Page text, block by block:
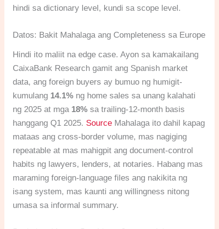
hindi sa dictionary level, kundi sa scope level.
Datos: Bakit Mahalaga ang Completeness sa Europe
Hindi ito maliit na edge case. Ayon sa kamakailang
CaixaBank Research gamit ang Spanish market
data, ang foreign buyers ay bumuo ng humigit-
kumulang 14.1% ng home sales sa unang kalahati
ng 2025 at mga 18% sa trailing-12-month basis
hanggang Q1 2025. Source Mahalaga ito dahil kapag
mataas ang cross-border volume, mas nagiging
repeatable at mas mahigpit ang document-control
habits ng lawyers, lenders, at notaries. Habang mas
maraming foreign-language files ang nakikita ng
isang system, mas kaunti ang willingness nitong
umasa sa informal summary.